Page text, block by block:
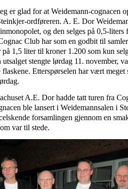
er glad for at Weidemann-cognacen
ordføreren. A. E. Dor
og den selges på 0,5-liters
Club har som en godbit til
1,5 liter til kroner 1.200 som kun
stengte lørdag 11. november,
Etterspørselen har vært meget
A.E. Dor hadde tatt turen fra
ble lansert i Weidemannsalen i
forsamlingen gjennom en
var til stede.